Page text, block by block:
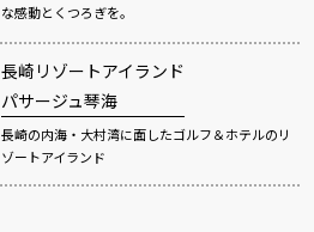
な感動とくつろぎを。
長崎リゾートアイランド
パサージュ琴海
長崎の内海・大村湾に面したゴルフ＆ホテルのリ
ゾートアイランド